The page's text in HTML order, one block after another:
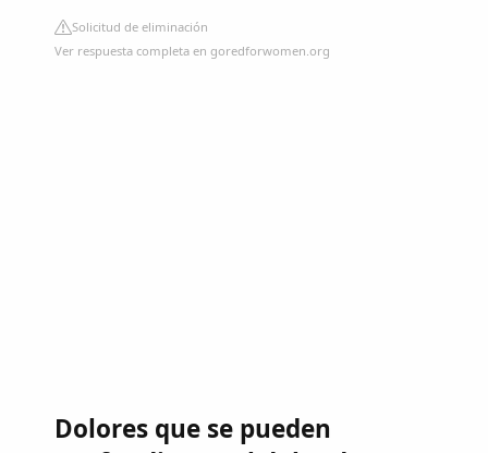
Solicitud de eliminación
Ver respuesta completa en goredforwomen.org
Dolores que se pueden